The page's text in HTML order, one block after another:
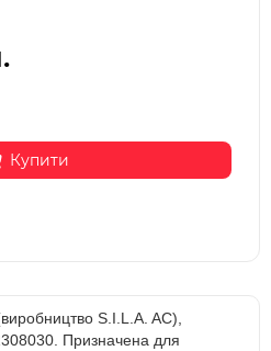
Купити
S.I.L.A. AC),
Призначена для